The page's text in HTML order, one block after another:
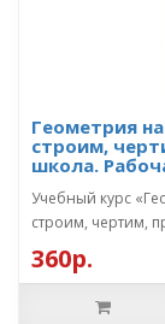
Геометрия
строим,
школа.
Учебный курс
строим, чертим,
360р.